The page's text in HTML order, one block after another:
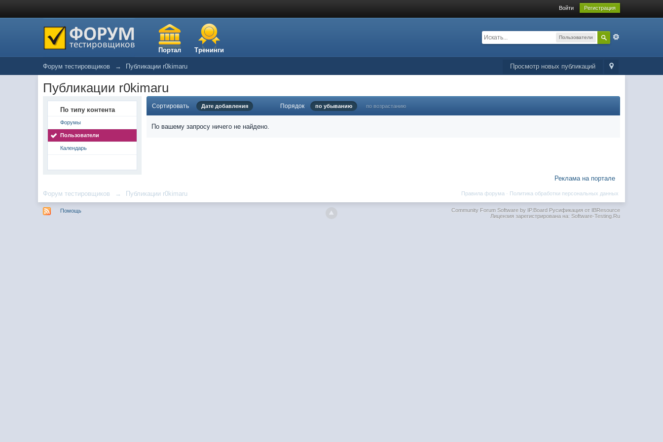
Войти Регистрация
Портал Тренинги
Пользователи
Просмотр новых публикаций
Форум тестировщиков → Публикации r0kimaru
Публикации r0kimaru
По типу контента
Форумы
Пользователи
Календарь
Сортировать Дате добавления Порядок по убыванию по возрастанию
По вашему запросу ничего не найдено.
Реклама на портале
Форум тестировщиков → Публикации r0kimaru Политика обработки персональных данных
Правила форума ·
Помощь Community Forum Software by IP.BoardРусификация от IBResource
Лицензия зарегистрирована на: Software-Testing.Ru